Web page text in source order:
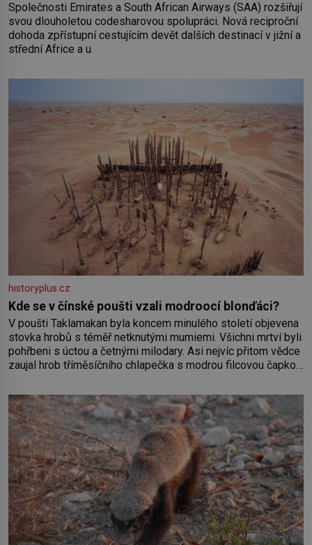
Společnosti Emirates a South African Airways (SAA) rozšiřují
svou dlouholetou codesharovou spolupráci. Nová reciproční
dohoda zpřístupní cestujícím devět dalších destinací v jižní a
střední Africe a u
historyplus.cz
Kde se v čínské poušti vzali modroocí blonďáci?
V poušti Taklamakan byla koncem minulého století objevena
stovka hrobů s téměř netknutými mumiemi. Všichni mrtví byli
pohřbeni s úctou a četnými milodary. Asi nejvíc přitom vědce
zaujal hrob tříměsíčního chlapečka s modrou filcovou čapkou,
nesmírně dobře zachovalá, přičítají odborníci zdejším
klimatickým podmínkám. Sucho, prosolené písky a extrémně